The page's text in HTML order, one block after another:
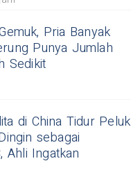
Pria Banyak
Punya Jumlah
Sedikit
di China Tidur Peluk
sebagai
Ahli Ingatkan